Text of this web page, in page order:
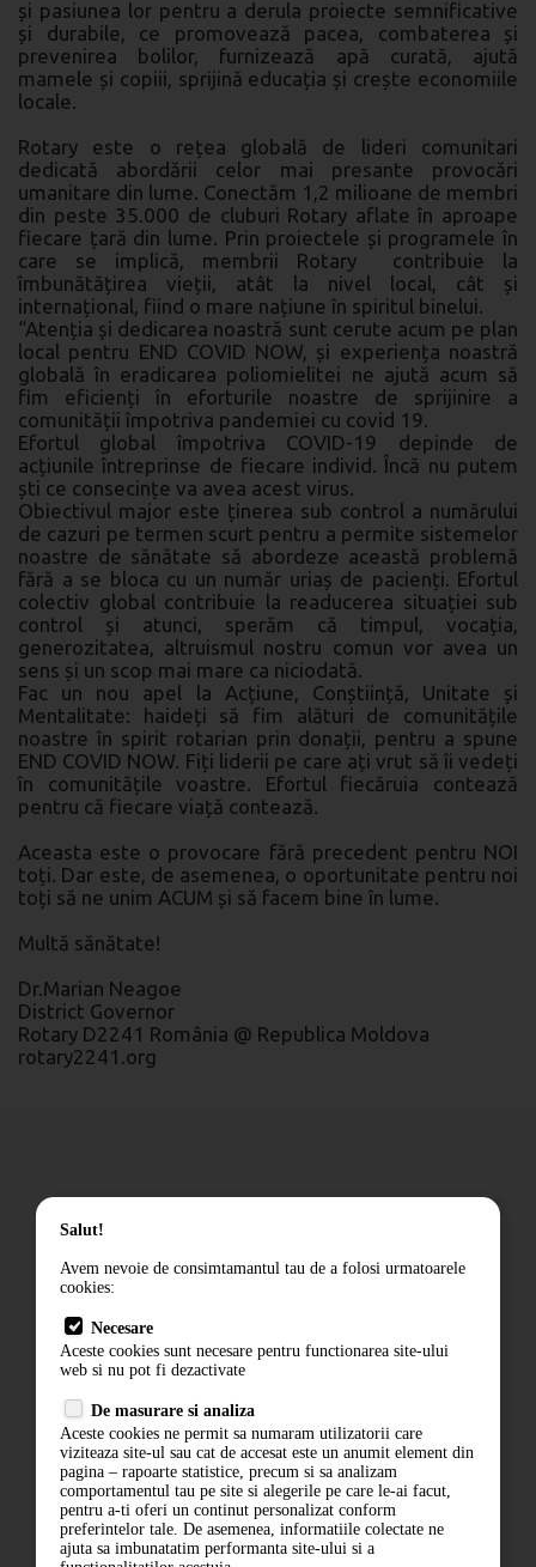
și pasiunea lor pentru a derula proiecte semnificative
și durabile, ce promovează pacea, combaterea și
prevenirea bolilor, furnizează apă curată, ajută
mamele și copiii, sprijină educația și crește economiile
locale.
Rotary este o rețea globală de lideri comunitari
dedicată abordării celor mai presante provocări
umanitare din lume. Conectăm 1,2 milioane de membri
din peste 35.000 de cluburi Rotary aflate în aproape
fiecare țară din lume. Prin proiectele și programele în
care se implică, membrii Rotary contribuie la
îmbunătățirea vieții, atât la nivel local, cât și
internațional, fiind o mare națiune în spiritul binelui.
“Atenția și dedicarea noastră sunt cerute acum pe plan
local pentru END COVID NOW, și experiența noastră
globală în eradicarea poliomielitei ne ajută acum să
fim eficienți în eforturile noastre de sprijinire a
comunității împotriva pandemiei cu covid 19.
Efortul global împotriva COVID-19 depinde de
acțiunile întreprinse de fiecare individ. Încă nu putem
ști ce consecințe va avea acest virus.
Obiectivul major este ținerea sub control a numărului
de cazuri pe termen scurt pentru a permite sistemelor
noastre de sănătate să abordeze această problemă
fără a se bloca cu un număr uriaș de pacienți. Efortul
colectiv global contribuie la readucerea situației sub
control și atunci, sperăm că timpul, vocația,
generozitatea, altruismul nostru comun vor avea un
sens și un scop mai mare ca niciodată.
Fac un nou apel la Acțiune, Conștiință, Unitate și
Mentalitate: haideți să fim alături de comunitățile
noastre în spirit rotarian prin donații, pentru a spune
END COVID NOW. Fiți liderii pe care ați vrut să îi vedeți
în comunitățile voastre. Efortul fiecăruia contează
pentru că fiecare viață contează.
Aceasta este o provocare fără precedent pentru NOI
toți. Dar este, de asemenea, o oportunitate pentru noi
toți să ne unim ACUM și să facem bine în lume.
Multă sănătate!
Dr.Marian Neagoe
District Governor
Rotary D2241 România @ Republica Moldova
rotary2241.org
Returnarea produselor
ANPC
Termeni si conditii
Politica de confidentialitate
ANPC
Salut!
Avem nevoie de consimtamantul tau de a folosi urmatoarele
cookies:
Necesare
Aceste cookies sunt necesare pentru functionarea site-ului
web si nu pot fi dezactivate
De masurare si analiza
Aceste cookies ne permit sa numaram utilizatorii care
viziteaza site-ul sau cat de accesat este un anumit element din
pagina – rapoarte statistice, precum si sa analizam
comportamentul tau pe site si alegerile pe care le-ai facut,
pentru a-ti oferi un continut personalizat conform
preferintelor tale. De asemenea, informatiile colectate ne
ajuta sa imbunatatim performanta site-ului si a